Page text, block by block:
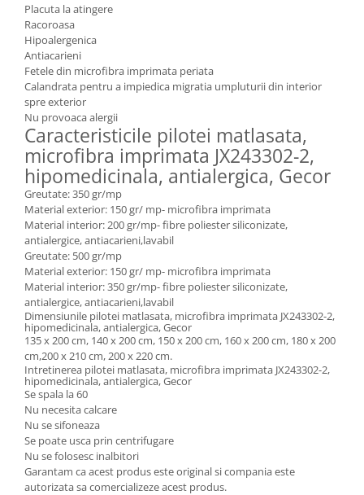
Placuta la atingere
Racoroasa
Hipoalergenica
Antiacarieni
Fetele din microfibra imprimata periata
Calandrata pentru a impiedica migratia umpluturii din interior
spre exterior
Nu provoaca alergii
Caracteristicile pilotei matlasata,
microfibra imprimata JX243302-2,
hipomedicinala, antialergica, Gecor
Greutate: 350 gr/mp
Material exterior: 150 gr/ mp- microfibra imprimata
Material interior: 200 gr/mp- fibre poliester siliconizate,
antialergice, antiacarieni,lavabil
Greutate: 500 gr/mp
Material exterior: 150 gr/ mp- microfibra imprimata
Material interior: 350 gr/mp- fibre poliester siliconizate,
antialergice, antiacarieni,lavabil
Dimensiunile pilotei matlasata, microfibra imprimata JX243302-2,
hipomedicinala, antialergica, Gecor
135 x 200 cm, 140 x 200 cm, 150 x 200 cm, 160 x 200 cm, 180 x 200
cm,200 x 210 cm, 200 x 220 cm.
Intretinerea pilotei matlasata, microfibra imprimata JX243302-2,
hipomedicinala, antialergica, Gecor
Se spala la 60
Nu necesita calcare
Nu se sifoneaza
Se poate usca prin centrifugare
Nu se folosesc inalbitori
Garantam ca acest produs este original si compania este
autorizata sa comercializeze acest produs.